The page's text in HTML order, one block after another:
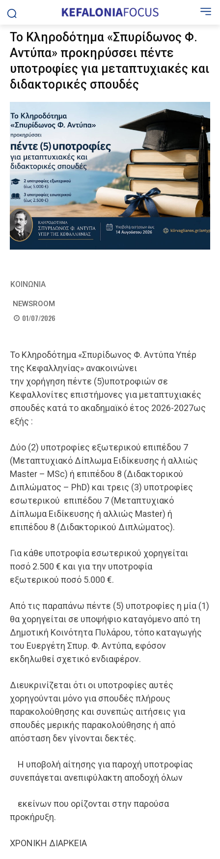
Το Κληροδότημα «Σπυρίδωνος Φ.
Αντύπα» προκηρύσσει πέντε
υποτροφίες για μεταπτυχιακές και
διδακτορικές σπουδές
ΚΟΙΝΩΝΙΑ
NEWSROOM
01/07/2026
Το Κληροδότημα «Σπυρίδωνος Φ. Αντύπα Υπέρ
της Κεφαλληνίας» ανακοινώνει
την χορήγηση πέντε (5)υποτροφιών σε
Κεφαλλονίτες επιστήμονες για μεταπτυχιακές
σπουδές κατά το ακαδημαϊκό έτος 2026-2027ως
εξής :
Δύο (2) υποτροφίες εξωτερικού επιπέδου 7
(Μεταπτυχιακό Δίπλωμα Ειδίκευσης ή αλλιώς
Master – MSc) ή επιπέδου 8 (Διδακτορικού
Διπλώματος – PhD) και τρεις (3) υποτροφίες
εσωτερικού επιπέδου 7 (Μεταπτυχιακό
Δίπλωμα Ειδίκευσης ή αλλιώς Master) ή
επιπέδου 8 (Διδακτορικού Διπλώματος).
Για κάθε υποτροφία εσωτερικού χορηγείται
ποσό 2.500 € και για την υποτροφία
εξωτερικού ποσό 5.000 €.
Από τις παραπάνω πέντε (5) υποτροφίες η μία (1)
θα χορηγείται σε υποψήφιο καταγόμενο από τη
Δημοτική Κοινότητα Πυλάρου, τόπο καταγωγής
του Ευεργέτη Σπυρ. Φ. Αντύπα, εφόσον
εκδηλωθεί σχετικό ενδιαφέρον.
Διευκρινίζεται ότι οι υποτροφίες αυτές
χορηγούνται μόνο για σπουδές πλήρους
παρακολούθησης και συνεπώς αιτήσεις για
σπουδές μερικής παρακολούθησης ή από
απόσταση δεν γίνονται δεκτές.
Η υποβολή αίτησης για παροχή υποτροφίας
συνεπάγεται ανεπιφύλακτη αποδοχή όλων
εκείνων που ορίζονται στην παρούσα
προκήρυξη.
ΧΡΟΝΙΚΗ ΔΙΑΡΚΕΙΑ